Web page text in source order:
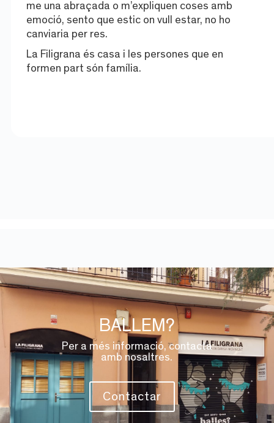
me una abraçada o m’expliquen coses amb
emoció, sento que estic on vull estar, no ho
canviaria per res.
La Filigrana és casa i les persones que en
formen part són família.
BALLEM?
Per a més informació, contacta
amb nosaltres.
Contactar